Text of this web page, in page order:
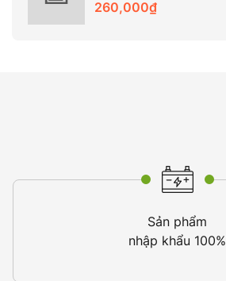
260,000₫
Sản phẩm
nhập khẩu 100%